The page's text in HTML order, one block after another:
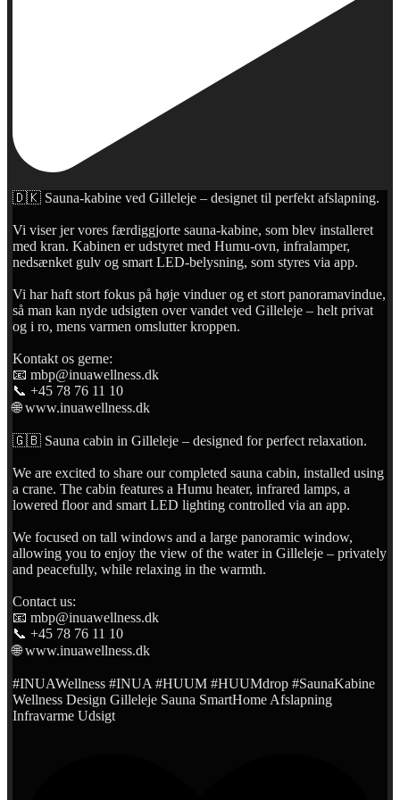
🇩🇰 Sauna-kabine ved Gilleleje – designet til perfekt afslapning.
Vi viser jer vores færdiggjorte sauna-kabine, som blev installeret
med kran. Kabinen er udstyret med Humu-ovn, infralamper,
nedsænket gulv og smart LED-belysning, som styres via app.
Vi har haft stort fokus på høje vinduer og et stort panoramavindue,
så man kan nyde udsigten over vandet ved Gilleleje – helt privat
og i ro, mens varmen omslutter kroppen.
Kontakt os gerne:
📧 mbp@inuawellness.dk
📞 +45 78 76 11 10
🌐 www.inuawellness.dk
🇬🇧 Sauna cabin in Gilleleje – designed for perfect relaxation.
We are excited to share our completed sauna cabin, installed using
a crane. The cabin features a Humu heater, infrared lamps, a
lowered floor and smart LED lighting controlled via an app.
We focused on tall windows and a large panoramic window,
allowing you to enjoy the view of the water in Gilleleje – privately
and peacefully, while relaxing in the warmth.
Contact us:
📧 mbp@inuawellness.dk
📞 +45 78 76 11 10
🌐 www.inuawellness.dk
#INUAWellness #INUA #HUUM #HUUMdrop #SaunaKabine
Wellness Design Gilleleje Sauna SmartHome Afslapning
Infravarme Udsigt